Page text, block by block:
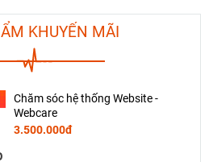
KHUYẾN MÃI
Chăm sóc hệ thống Website -
Webcare
3.500.000đ